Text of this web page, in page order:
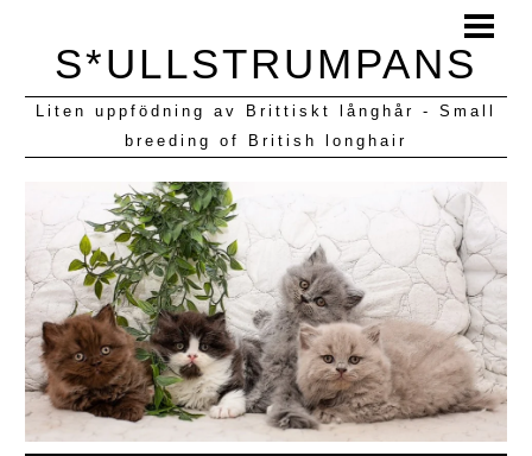
BLOGG
KULLAR VI HAFT
S*ULLSTRUMPANS
Liten uppfödning av Brittiskt långhår - Small
breeding of British longhair